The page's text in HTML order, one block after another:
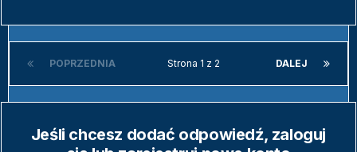
POPRZEDNIA DALEJ
Strona 1 z 2
Jeśli chcesz dodać odpowiedź, zaloguj